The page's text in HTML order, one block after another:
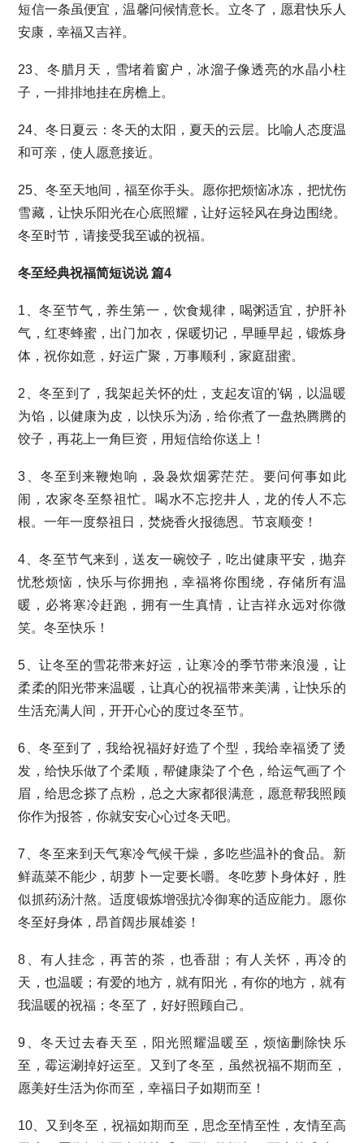
短信一条虽便宜，温馨问候情意长。立冬了，愿君快乐人
安康，幸福又吉祥。
23、冬腊月天，雪堵着窗户，冰溜子像透亮的水晶小柱
子，一排排地挂在房檐上。
24、冬日夏云：冬天的太阳，夏天的云层。比喻人态度温
和可亲，使人愿意接近。
25、冬至天地间，福至你手头。愿你把烦恼冰冻，把忧伤
雪藏，让快乐阳光在心底照耀，让好运轻风在身边围绕。
冬至时节，请接受我至诚的祝福。
冬至经典祝福简短说说 篇4
1、冬至节气，养生第一，饮食规律，喝粥适宜，护肝补
气，红枣蜂蜜，出门加衣，保暖切记，早睡早起，锻炼身
体，祝你如意，好运广聚，万事顺利，家庭甜蜜。
2、冬至到了，我架起关怀的灶，支起友谊的'锅，以温暖
为馅，以健康为皮，以快乐为汤，给你煮了一盘热腾腾的
饺子，再花上一角巨资，用短信给你送上！
3、冬至到来鞭炮响，袅袅炊烟雾茫茫。要问何事如此
闹，农家冬至祭祖忙。喝水不忘挖井人，龙的传人不忘
根。一年一度祭祖日，焚烧香火报德恩。节哀顺变！
4、冬至节气来到，送友一碗饺子，吃出健康平安，抛弃
忧愁烦恼，快乐与你拥抱，幸福将你围绕，存储所有温
暖，必将寒冷赶跑，拥有一生真情，让吉祥永远对你微
笑。冬至快乐！
5、让冬至的雪花带来好运，让寒冷的季节带来浪漫，让
柔柔的阳光带来温暖，让真心的祝福带来美满，让快乐的
生活充满人间，开开心心的度过冬至节。
6、冬至到了，我给祝福好好造了个型，我给幸福烫了烫
发，给快乐做了个柔顺，帮健康染了个色，给运气画了个
眉，给思念搽了点粉，总之大家都很满意，愿意帮我照顾
你作为报答，你就安安心心过冬天吧。
7、冬至来到天气寒冷气候干燥，多吃些温补的食品。新
鲜蔬菜不能少，胡萝卜一定要长嚼。冬吃萝卜身体好，胜
似抓药汤汁熬。适度锻炼增强抗冷御寒的适应能力。愿你
冬至好身体，昂首阔步展雄姿！
8、有人挂念，再苦的茶，也香甜；有人关怀，再冷的
天，也温暖；有爱的地方，就有阳光，有你的地方，就有
我温暖的祝福；冬至了，好好照顾自己。
9、冬天过去春天至，阳光照耀温暖至，烦恼删除快乐
至，霉运涮掉好运至。又到了冬至，虽然祝福不期而至，
愿美好生活为你而至，幸福日子如期而至！
10、又到冬至，祝福如期而至，思念至情至性，友情至高